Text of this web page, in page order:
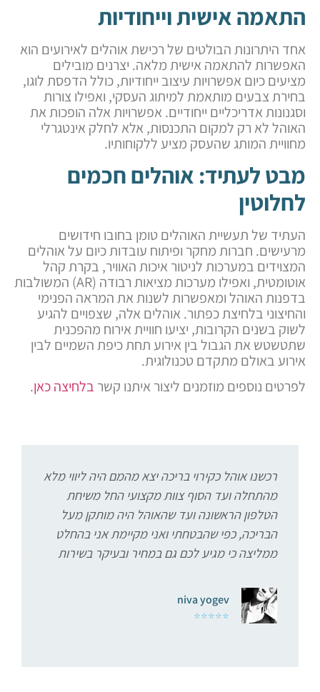
התאמה אישית וייחודיות
אחד היתרונות הבולטים של רכישת אוהלים לאירועים הוא
האפשרות להתאמה אישית מלאה. יצרנים מובילים
מציעים כיום אפשרויות עיצוב ייחודיות, כולל הדפסת לוגו,
בחירת צבעים מותאמת למיתוג העסקי, ואפילו צורות
וסגנונות אדריכליים ייחודיים. אפשרויות אלה הופכות את
האוהל לא רק למקום התכנסות, אלא לחלק אינטגרלי
מחוויית המותג שהעסק מציע ללקוחותיו.
מבט לעתיד: אוהלים חכמים
לחלוטין
העתיד של תעשיית האוהלים טומן בחובו חידושים
מרעישים. חברות מחקר ופיתוח עובדות כיום על אוהלים
המצוידים במערכות לניטור איכות האוויר, בקרת קהל
אוטומטית, ואפילו מערכות מציאות רבודה (AR) המשולבות
בדפנות האוהל ומאפשרות לשנות את המראה הפנימי
והחיצוני בלחיצת כפתור. אוהלים אלה, שצפויים להגיע
לשוק בשנים הקרובות, יציעו חוויית אירוח מהפכנית
שתטשטש את הגבול בין אירוע תחת כיפת השמיים לבין
אירוע באולם מתקדם טכנולוגית.
לפרטים נוספים מוזמנים ליצור איתנו קשרבלחיצה כאן.
רכשנו אוהל כקירוי בריכה יצא מהמם היה ליווי מלא
מהתחלה ועד הסוף צוות מקצועי החל משיחת
הטלפון הראשונה ועד שהאוהל היה מותקן מעל
הבריכה, כפי שהבטחתי ואני מקיימת אני בהחלט
ממליצה כי מגיע לכם גם במחיר ובעיקר בשירות
niva yogev
⭐⭐⭐⭐⭐